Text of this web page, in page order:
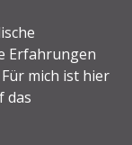
Erfahrungen
mich ist hier
das